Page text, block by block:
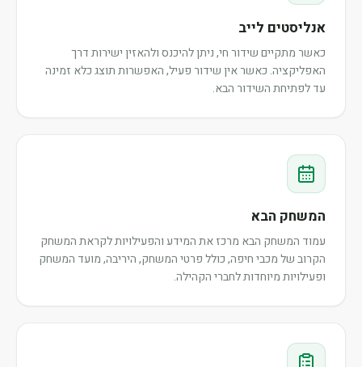
אנליסטים לייב
כאשר מתקיים שידור חי, ניתן להיכנס ולהאזין ישירות דרך
האפליקציה. כאשר אין שידור פעיל, האפשרות תוצג כלא זמינה
עד לפתיחת השידור הבא.
המשחק הבא
עמוד המשחק הבא מרכז את המידע והפעילויות לקראת המשחק
הקרוב של מכבי חיפה, כולל פרטי המשחק, היריבה, מועד המשחק
ופעילויות מיוחדות לחברי הקהילה.